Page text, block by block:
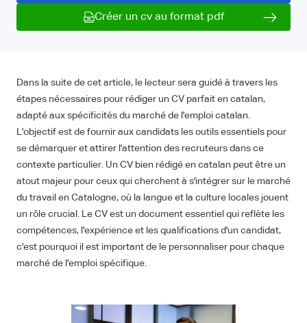
Créer un cv au format pdf
Dans la suite de cet article, le lecteur sera guidé à travers les
étapes nécessaires pour rédiger un CV parfait en catalan,
adapté aux spécificités du marché de l'emploi catalan.
L'objectif est de fournir aux candidats les outils essentiels pour
se démarquer et attirer l'attention des recruteurs dans ce
contexte particulier. Un CV bien rédigé en catalan peut être un
atout majeur pour ceux qui cherchent à s'intégrer sur le marché
du travail en Catalogne, où la langue et la culture locales jouent
un rôle crucial. Le CV est un document essentiel qui reflète les
compétences, l'expérience et les qualifications d'un candidat,
c'est pourquoi il est important de le personnaliser pour chaque
marché de l'emploi spécifique.